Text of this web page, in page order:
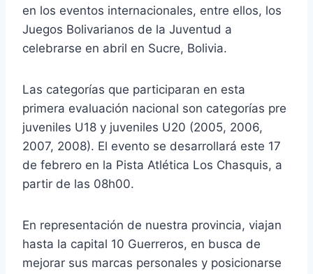
en los eventos internacionales, entre ellos, los
Juegos Bolivarianos de la Juventud a
celebrarse en abril en Sucre, Bolivia.
Las categorías que participaran en esta
primera evaluación nacional son categorías pre
juveniles U18 y juveniles U20 (2005, 2006,
2007, 2008). El evento se desarrollará este 17
de febrero en la Pista Atlética Los Chasquis, a
partir de las 08h00.
En representación de nuestra provincia, viajan
hasta la capital 10 Guerreros, en busca de
mejorar sus marcas personales y posicionarse